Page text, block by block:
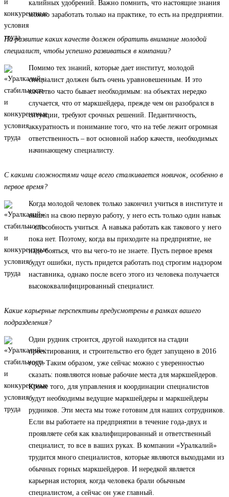
калийных удобрений. Важно помнить, что настоящие знания
можно заработать только на практике, то есть на предприятии.
На развитие каких качеств должен обратить внимание молодой
специалист, чтобы успешно развиваться в компании?
Помимо тех знаний, которые дает институт, молодой
специалист должен быть очень уравновешенным. И это
качество часто бывает необходимым: на объектах нередко
случается, что от маркшейдера, прежде чем он разобрался в
ситуации, требуют срочных решений. Педантичность,
аккуратность и понимание того, что на тебе лежит огромная
ответственность – вот основной набор качеств, необходимых
начинающему специалисту.
С какими сложностями чаще всего сталкивается новичок, особенно в
первое время?
Когда молодой человек только закончил учиться в институте и
вышел на свою первую работу, у него есть только один навык
– способность учиться. А навыка работать как такового у него
пока нет. Поэтому, когда вы приходите на предприятие, не
надо бояться, что вы чего-то не знаете. Пусть первое время
будут ошибки, пусть придется работать под строгим надзором
наставника, однако после всего этого из человека получается
высококвалифицированный специалист.
Какие карьерные перспективы предусмотрены в рамках вашего
подразделения?
Один рудник строится, другой находится на стадии
проектирования, и строительство его будет запущено в 2016
году. Таким образом, уже сейчас можно с уверенностью
сказать: появляются новые рабочие места для маркшейдеров.
Кроме того, для управления и координации специалистов
будут необходимы ведущие маркшейдеры и маркшейдеры
рудников. Эти места мы тоже готовим для наших сотрудников.
Если вы работаете на предприятии в течение года-двух и
проявляете себя как квалифицированный и ответственный
специалист, то все в ваших руках. В компании «Уралкалий»
трудится много специалистов, которые являются выходцами из
обычных горных маркшейдеров. И нередкой является
карьерная история, когда человека брали обычным
специалистом, а сейчас он уже главный.